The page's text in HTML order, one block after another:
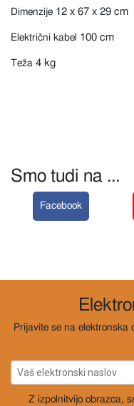
Smo tudi na ...
Facebook
Dimenzije 12 x 67 x 29 cm
Električni kabel 100 cm
Teža 4 kg
Prijavite se na elektronska
Z izpolnitvijo obrazca,